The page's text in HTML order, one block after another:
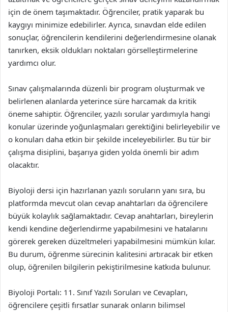
için de önem taşımaktadır. Öğrenciler, pratik yaparak bu
kaygıyı minimize edebilirler. Ayrıca, sınavdan elde edilen
sonuçlar, öğrencilerin kendilerini değerlendirmesine olanak
tanırken, eksik oldukları noktaları görselleştirmelerine
yardımcı olur.
Sınav çalışmalarında düzenli bir program oluşturmak ve
belirlenen alanlarda yeterince süre harcamak da kritik
öneme sahiptir. Öğrenciler, yazılı sorular yardımıyla hangi
konular üzerinde yoğunlaşmaları gerektiğini belirleyebilir ve
o konuları daha etkin bir şekilde inceleyebilirler. Bu tür bir
çalışma disiplini, başarıya giden yolda önemli bir adım
olacaktır.
Biyoloji dersi için hazırlanan yazılı soruların yanı sıra, bu
platformda mevcut olan cevap anahtarları da öğrencilere
büyük kolaylık sağlamaktadır. Cevap anahtarları, bireylerin
kendi kendine değerlendirme yapabilmesini ve hatalarını
görerek gereken düzeltmeleri yapabilmesini mümkün kılar.
Bu durum, öğrenme sürecinin kalitesini artıracak bir etken
olup, öğrenilen bilgilerin pekiştirilmesine katkıda bulunur.
Biyoloji Portalı: 11. Sınıf Yazılı Soruları ve Cevapları,
öğrencilere çeşitli fırsatlar sunarak onların bilimsel